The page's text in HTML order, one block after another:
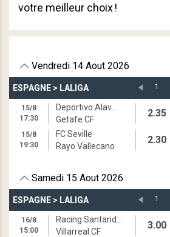
votre meilleur choix !
Vendredi 14 Aout 2026
ESPAGNE > LALIGA 1
15/8
17:30
Getafe CF
15/8
19:30
FC Seville
Rayo Vallecano
2.35
2.30
Samedi 15 Aout 2026
ESPAGNE > LALIGA 1
16/8
15:00
Villarreal CF
3.00